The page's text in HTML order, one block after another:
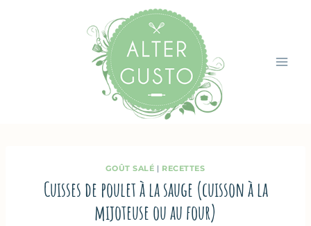
GOÛT SALÉ | RECETTES
Cuisses de poulet à la sauge (cuisson à la
mijoteuse ou au four)